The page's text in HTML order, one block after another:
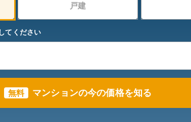
戸建
てください
無料 マンションの今の価格を知る